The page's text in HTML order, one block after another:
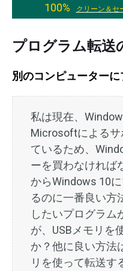
100%
クリーン＆セ
プログラム転送
別のコンピューター
私は現在、
Microsoftによるサ
ているため、
ーを買わなければ
からWindows 10
るのに一番良い方
したいプログラム
が、USBメモリを
か？他に良い方法
リを使って転送す